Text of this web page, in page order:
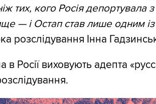
тих, кого Росія депортувала з
— і Остап став лише одним
розслідування Інна
Росії виховують адепта